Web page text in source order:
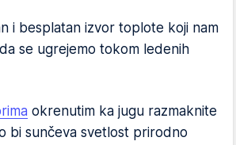
i besplatan izvor toplote koji nam
se ugrejemo tokom ledenih
okrenutim ka jugu razmaknite
bi sunčeva svetlost prirodno